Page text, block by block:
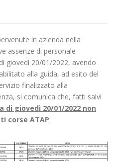
in azienda nella
assenze di personale
giovedì 20/01/2022, avendo
alla guida, ad esito del
finalizzato alla
si comunica che, fatti salvi
di giovedì 20/01/2022 non
corse ATAP: